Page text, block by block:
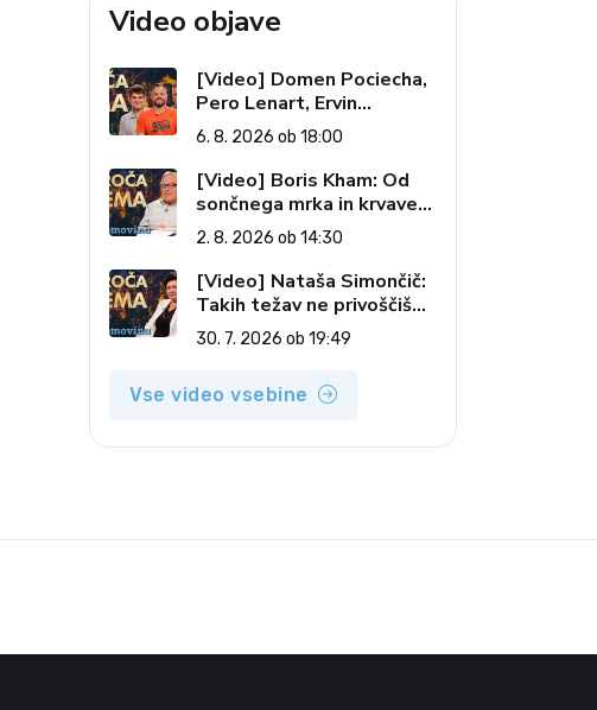
Video objave
[Video] Domen Pociecha,
Pero Lenart, Ervin
Kostanjšek: Šport
specialcev (Vroča tema, 6.
8. 2026)
6. 8. 2026 ob 18:00
[Video] Boris Kham: Od
sončnega mrka in krvave
lune do slovenskih
pečatov v vesolju (Vroča
tema, 2. 8. 2026)
2. 8. 2026 ob 14:30
[Video] Nataša Simončič:
Takih težav ne privoščiš
nikomur (Vroča tema, 30.
7. 2026)
30. 7. 2026 ob 19:49
Vse video vsebine